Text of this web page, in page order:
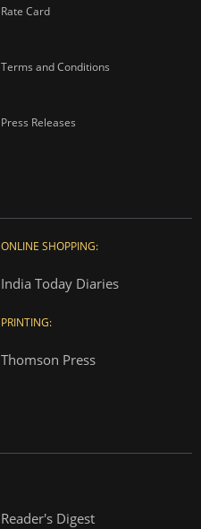
Rate Card
Terms and Conditions
Press Releases
ONLINE SHOPPING:
India Today Diaries
PRINTING:
Thomson Press
Reader's Digest